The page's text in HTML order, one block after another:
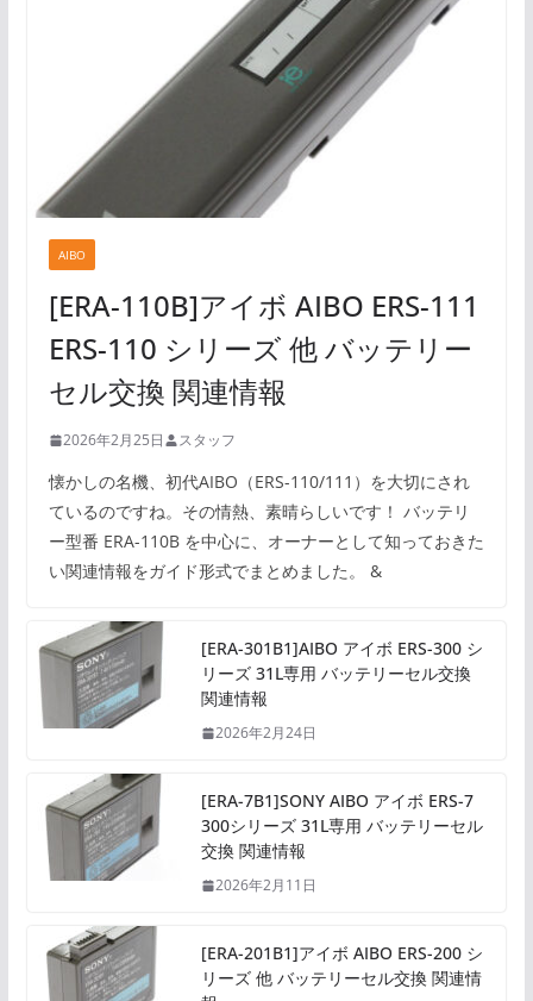
AIBO
[ERA-110B]アイボ AIBO ERS-111
ERS-110 シリーズ 他 バッテリー
セル交換 関連情報
2026年2月25日 スタッフ
懐かしの名機、初代AIBO（ERS-110/111）を大切にされ
ているのですね。その情熱、素晴らしいです！ バッテリ
ー型番 ERA-110B を中心に、オーナーとして知っておきた
い関連情報をガイド形式でまとめました。 &
[ERA-301B1]AIBO アイボ ERS-300 シ
リーズ 31L専用 バッテリーセル交換
関連情報
2026年2月24日
[ERA-7B1]SONY AIBO アイボ ERS-7
300シリーズ 31L専用 バッテリーセル
交換 関連情報
2026年2月11日
[ERA-201B1]アイボ AIBO ERS-200 シ
リーズ 他 バッテリーセル交換 関連情